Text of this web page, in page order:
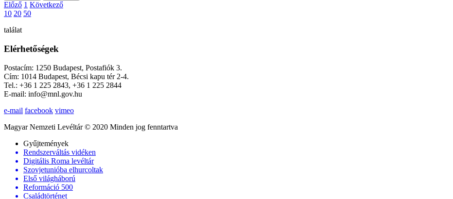
Előző 1 Következő
10 20 50
találat
Elérhetőségek
Postacím: 1250 Budapest, Postafiók 3.
Cím: 1014 Budapest, Bécsi kapu tér 2-4.
Tel.: +36 1 225 2843, +36 1 225 2844
E-mail: info@mnl.gov.hu
e-mail facebook vimeo
Magyar Nemzeti Levéltár © 2020 Minden jog fenntartva
Gyűjtemények
Rendszerváltás vidéken
Digitális Roma levéltár
Szovjetunióba elhurcoltak
Első világháború
Reformáció 500
Családtörténet